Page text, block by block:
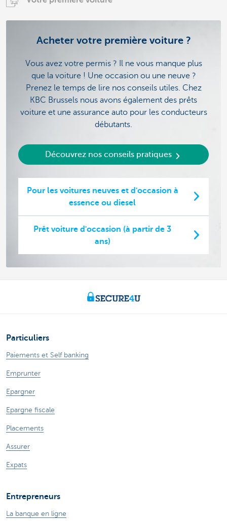
Acheter votre première voiture ?
Vous avez votre permis ? Il ne vous manque plus
que la voiture ! Une occasion ou une neuve ?
Prenez le temps de lire nos conseils utiles. Chez
KBC Brussels nous avons également des prêts
voiture et une assurance auto pour les conducteurs
débutants.
Découvrez nos conseils pratiques
Pour les voitures neuves et d'occasion à
essence ou diesel
Prêt voiture d'occasion (à partir de 3
ans)
Particuliers
Paiements et Self banking
Emprunter
Epargner
Epargne fiscale
Placements
Assurer
Expats
Entrepreneurs
La banque en ligne